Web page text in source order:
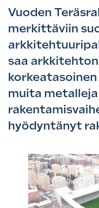
Vuoden
merkittäviin
saa
muita metalleja
hyödyntänyt